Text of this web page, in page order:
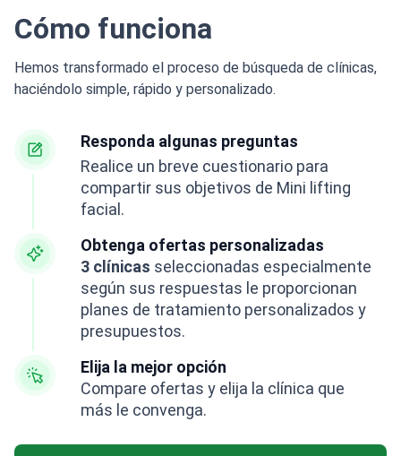
Cómo funciona
Hemos transformado el proceso de búsqueda de clínicas,
haciéndolo simple, rápido y personalizado.
Responda algunas preguntas
Realice un breve cuestionario para
compartir sus objetivos de Mini lifting
facial.
Obtenga ofertas personalizadas
3 clínicas seleccionadas especialmente
según sus respuestas le proporcionan
planes de tratamiento personalizados y
presupuestos.
Elija la mejor opción
Compare ofertas y elija la clínica que
más le convenga.